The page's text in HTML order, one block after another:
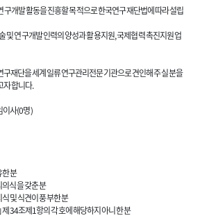
개발 활동을 진흥할 목적으로 한국연구재단법에 따라 설립
및 연구개발 인력의 양성과 활용지원, 국제협력 촉진지원 업
재단을 세계일류 연구관리전문기관으로 견인해 주실 분을
자 합니다.
이사(0명)
분
식을 갖춘 분
및 식견이 풍부한 분
제34조제1항의 각호에 해당하지 아니한 분